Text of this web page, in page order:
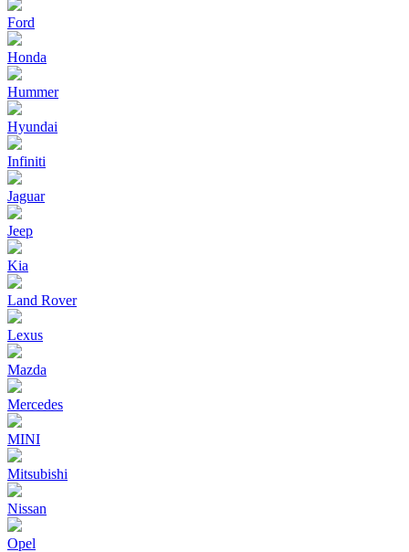
Ford
Honda
Hummer
Hyundai
Infiniti
Jaguar
Jeep
Kia
Land Rover
Lexus
Mazda
Mercedes
MINI
Mitsubishi
Nissan
Opel